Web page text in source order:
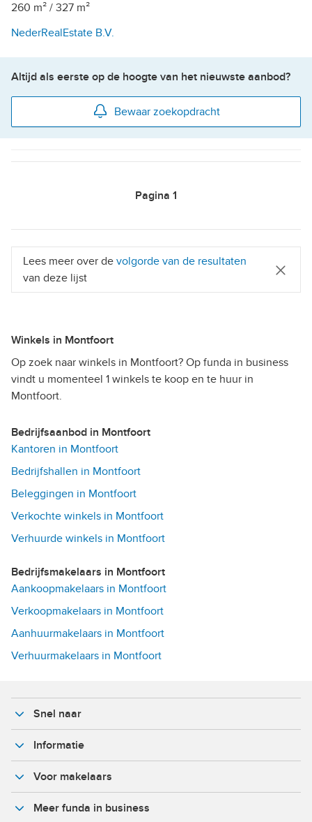
260 m² / 327 m²
NederRealEstate B.V.
Altijd als eerste op de hoogte van het nieuwste aanbod?
Bewaar zoekopdracht
Pagina 1
Lees meer over de volgorde van de resultaten
van deze lijst
Winkels in Montfoort
Op zoek naar winkels in Montfoort? Op funda in business
vindt u momenteel 1 winkels te koop en te huur in
Montfoort.
Bedrijfsaanbod in Montfoort
Kantoren in Montfoort
Bedrijfshallen in Montfoort
Beleggingen in Montfoort
Verkochte winkels in Montfoort
Verhuurde winkels in Montfoort
Bedrijfsmakelaars in Montfoort
Aankoopmakelaars in Montfoort
Verkoopmakelaars in Montfoort
Aanhuurmakelaars in Montfoort
Verhuurmakelaars in Montfoort
Snel naar
Informatie
Voor makelaars
Meer funda in business